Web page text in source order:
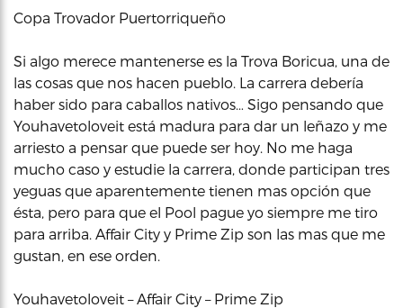
Copa Trovador Puertorriqueño
Si algo merece mantenerse es la Trova Boricua, una de
las cosas que nos hacen pueblo. La carrera debería
haber sido para caballos nativos… Sigo pensando que
Youhavetoloveit está madura para dar un leñazo y me
arriesto a pensar que puede ser hoy. No me haga
mucho caso y estudie la carrera, donde participan tres
yeguas que aparentemente tienen mas opción que
ésta, pero para que el Pool pague yo siempre me tiro
para arriba. Affair City y Prime Zip son las mas que me
gustan, en ese orden.
Youhavetoloveit – Affair City – Prime Zip